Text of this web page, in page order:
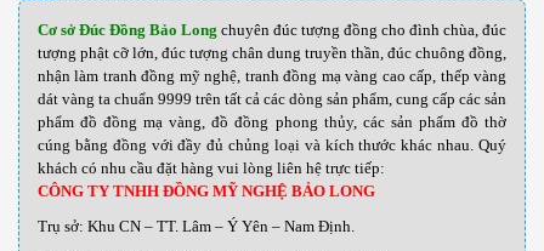
ShareCơ sở Đúc Đồng Bảo Long chuyên đúc tượng đồng cho đình chùa, đúc
tượng phật cỡ lớn, đúc tượng chân dung truyền thần, đúc chuông đồng,
nhận làm tranh đồng mỹ nghệ, tranh đồng mạ vàng cao cấp, thếp vàng
dát vàng ta chuẩn 9999 trên tất cả các dòng sản phẩm, cung cấp các sản
phẩm đồ đồng mạ vàng, đồ đồng phong thủy, các sản phẩm đồ thờ
cúng bằng đồng với đầy đủ chủng loại và kích thước khác nhau. Quý
khách có nhu cầu đặt hàng vui lòng liên hệ trực tiếp:
CÔNG TY TNHH ĐỒNG MỸ NGHỆ BẢO LONG
Trụ sở: Khu CN – TT. Lâm – Ý Yên – Nam Định.